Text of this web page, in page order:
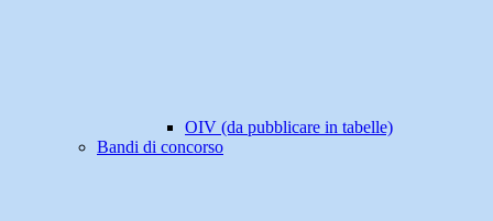
OIV (da pubblicare in tabelle)
Bandi di concorso